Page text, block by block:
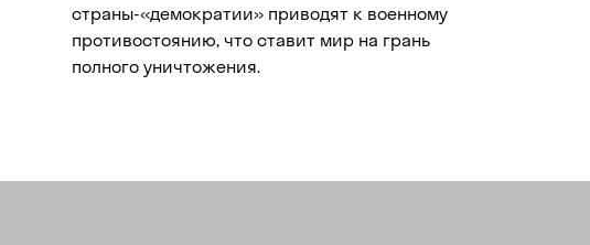
страны-«демократии» приводят к военному
противостоянию, что ставит мир на грань
полного уничтожения.